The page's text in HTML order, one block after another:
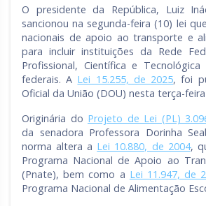
O presidente da República, Luiz
sancionou na segunda-feira (10) lei
nacionais de apoio ao transporte e
para incluir instituições da Rede
Profissional, Científica e
federais. A Lei 15.255, de 2025, foi
Oficial da União (DOU) nesta terça-
Originária do Projeto de Lei (PL)
da senadora Professora Dorinha
norma altera a Lei 10.880, de 2004,
Programa Nacional de Apoio ao
(Pnate), bem como a Lei 11.947, de
Programa Nacional de Alimentação